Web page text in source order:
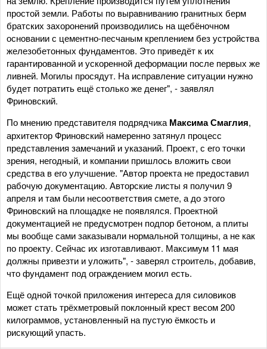
простой земли. Работы по выравниванию гранитных берм
братских захоронений производились на щебёночном
основании с цементно-песчаным креплением без устройства
железобетонных фундаментов. Это приведёт к их
гарантированной и ускоренной деформации после первых же
ливней. Могилы просядут. На исправление ситуации нужно
будет потратить ещё столько же денег", - заявлял
Фриновский.
По мнению представителя подрядчика Максима Смаглия,
архитектор Фриновский намеренно затянул процесс
представления замечаний и указаний. Проект, с его точки
зрения, негодный, и компании пришлось вложить свои
средства в его улучшение. "Автор проекта не предоставил
рабочую документацию. Авторские листы я получил 9
апреля и там были несоответствия смете, а до этого
Фриновский на площадке не появлялся. Проектной
документацией не предусмотрен подпор бетоном, а плиты
мы вообще сами заказывали нормальной толщины, а не как
по проекту. Сейчас их изготавливают. Максимум 11 мая
должны привезти и уложить", - заверял строитель, добавив,
что фундамент под ограждением могил есть.
Ещё одной точкой приложения интереса для силовиков
может стать трёхметровый поклонный крест весом 200
килограммов, установленный на пустую ёмкость и
рискующий упасть.